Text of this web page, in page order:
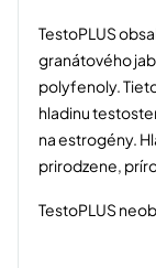
TestoPLUS
granátového
polyfenoly.
hladinu
na estrogény.
prirodzene,
TestoPLUS